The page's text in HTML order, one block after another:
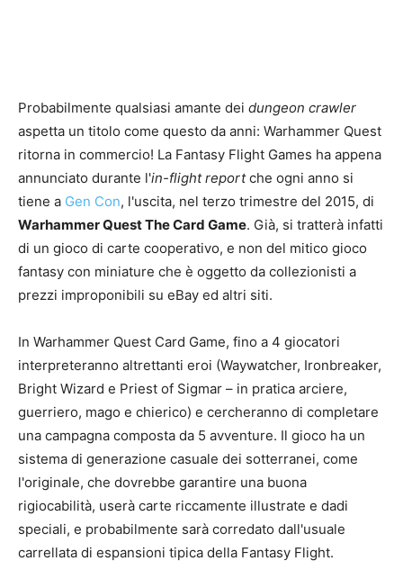
Probabilmente qualsiasi amante dei dungeon crawler
aspetta un titolo come questo da anni: Warhammer Quest
ritorna in commercio! La Fantasy Flight Games ha appena
annunciato durante l'in-flight reportche ogni anno si
tiene a Gen Con, l'uscita, nel terzo trimestre del 2015, di
Warhammer Quest The Card Game. Già, si tratterà infatti
di un gioco di carte cooperativo, e non del mitico gioco
fantasy con miniature che è oggetto da collezionisti a
prezzi improponibili su eBay ed altri siti.
In Warhammer Quest Card Game, fino a 4 giocatori
interpreteranno altrettanti eroi (Waywatcher, Ironbreaker,
Bright Wizard e Priest of Sigmar – in pratica arciere,
guerriero, mago e chierico) e cercheranno di completare
una campagna composta da 5 avventure. Il gioco ha un
sistema di generazione casuale dei sotterranei, come
l'originale, che dovrebbe garantire una buona
rigiocabilità, userà carte riccamente illustrate e dadi
speciali, e probabilmente sarà corredato dall'usuale
carrellata di espansioni tipica della Fantasy Flight.